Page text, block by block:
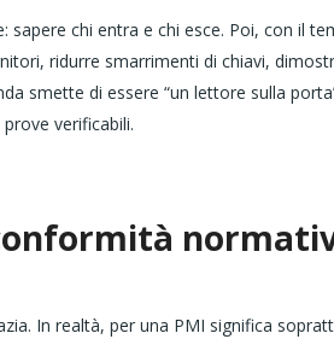
sapere chi entra e chi esce. Poi, con il
ridurre smarrimenti di chiavi,
smette di essere “un lettore sulla
verificabili.
In realtà, per una PMI significa